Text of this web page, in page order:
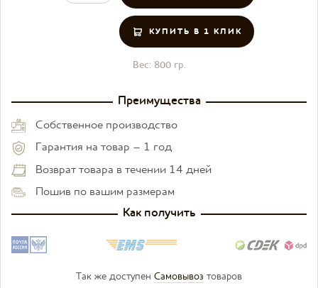
КУПИТЬ В 1 КЛИК
Вес: 800 гр.
Преимущества
Собственное производство
Гарантия на товар – 1 год
Возврат товара в течении 14 дней
Пошив по вашим размерам
Как получить
Так же доступен Самовывоз товаров